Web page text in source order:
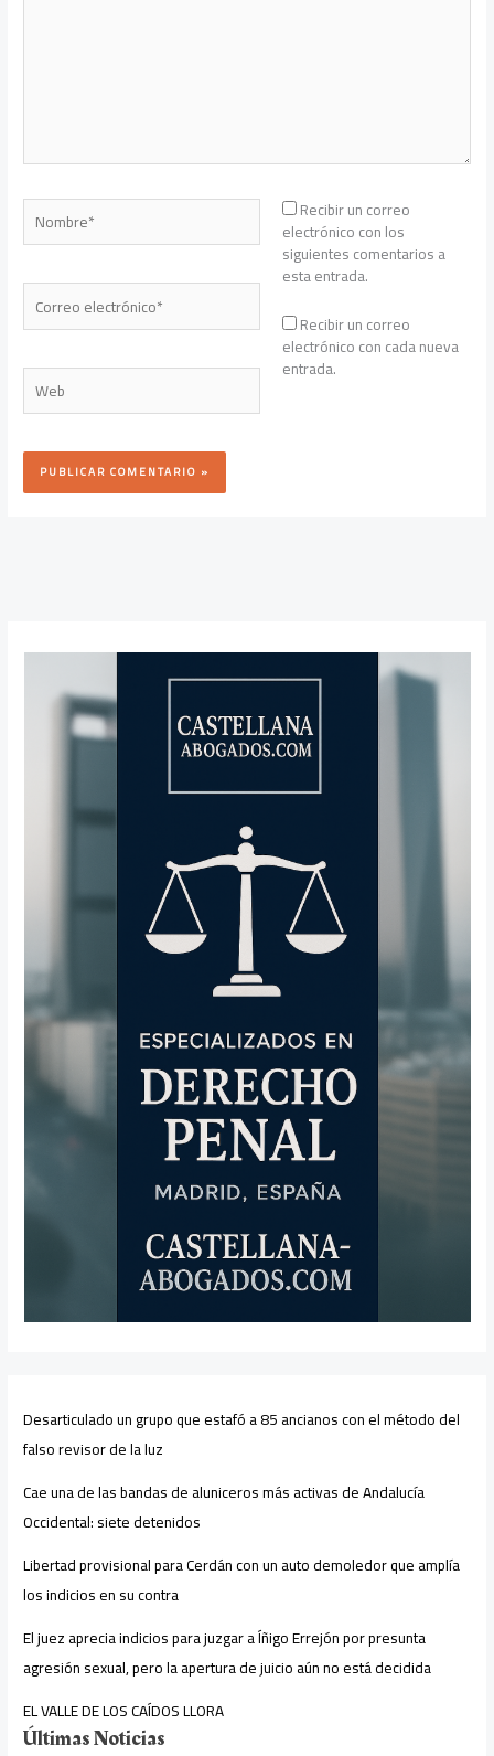
Nombre*
Correo
electrónico*
Web
Recibir un correo
electrónico con los
siguientes comentarios a
esta entrada.
Recibir un correo
electrónico con cada nueva
entrada.
Desarticulado un grupo que estafó a 85 ancianos con el método del
falso revisor de la luz
Cae una de las bandas de aluniceros más activas de Andalucía
Occidental: siete detenidos
Libertad provisional para Cerdán con un auto demoledor que amplía
los indicios en su contra
El juez aprecia indicios para juzgar a Íñigo Errejón por presunta
agresión sexual, pero la apertura de juicio aún no está decidida
EL VALLE DE LOS CAÍDOS LLORA
Últimas Noticias